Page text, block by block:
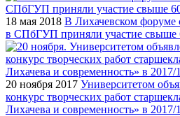
18 мая 2018 В Лихачевском форуме
в СПбГУП приняли участие свыше
20 ноября 2017 Университетом
конкурс творческих работ
Лихачева и современность» в 2017/